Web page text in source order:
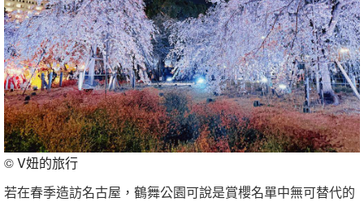
©V妞的旅行
若在春季造訪名古屋，鶴舞公園可說是賞櫻名單中無可替代的